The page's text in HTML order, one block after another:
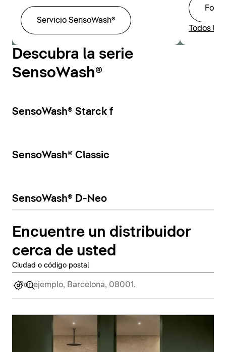
Servicio SensoWash®
Todos
Descubra la serie
SensoWash®
SensoWash® Starck f
SensoWash® Classic
SensoWash® D-Neo
Encuentre un distribuidor
cerca de usted
Ciudad o código postal